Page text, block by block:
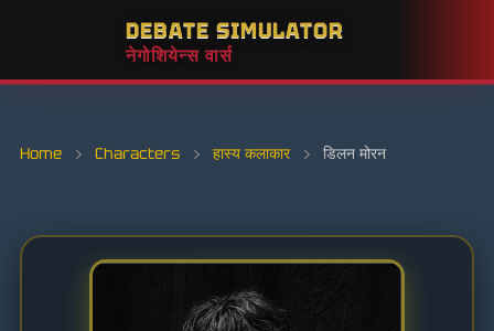
DEBATE SIMULATOR
नेगोशियेन्स वार्स
Home › Characters › हास्य कलाकार › डिलन मोरन